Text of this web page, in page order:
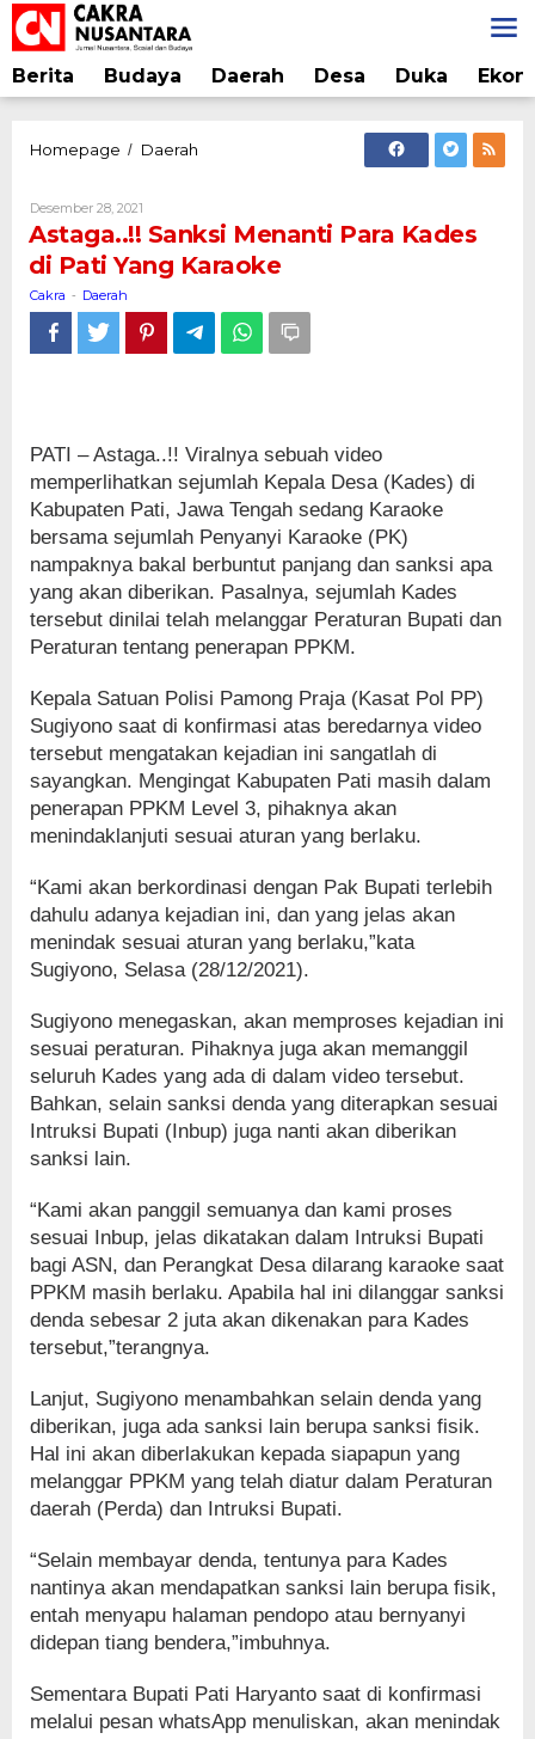
Lewati
ke
konten
Berita Budaya Daerah Desa Duka
Homepage / Daerah
Para
Kades
di
Yang
Karaoke
Desember 28, 2021
Cakra
Astaga..!! Sanksi Menanti Para Kades
di Pati Yang Karaoke
Cakra - Daerah
PATI – Astaga..!! Viralnya sebuah video
memperlihatkan sejumlah Kepala Desa (Kades) di
Kabupaten Pati, Jawa Tengah sedang Karaoke
bersama sejumlah Penyanyi Karaoke (PK)
nampaknya bakal berbuntut panjang dan sanksi apa
yang akan diberikan. Pasalnya, sejumlah Kades
tersebut dinilai telah melanggar Peraturan Bupati dan
Peraturan tentang penerapan PPKM.
Kepala Satuan Polisi Pamong Praja (Kasat Pol PP)
Sugiyono saat di konfirmasi atas beredarnya video
tersebut mengatakan kejadian ini sangatlah di
sayangkan. Mengingat Kabupaten Pati masih dalam
penerapan PPKM Level 3, pihaknya akan
menindaklanjuti sesuai aturan yang berlaku.
“Kami akan berkordinasi dengan Pak Bupati terlebih
dahulu adanya kejadian ini, dan yang jelas akan
menindak sesuai aturan yang berlaku,”kata
Sugiyono, Selasa (28/12/2021).
Sugiyono menegaskan, akan memproses kejadian ini
sesuai peraturan. Pihaknya juga akan memanggil
seluruh Kades yang ada di dalam video tersebut.
Bahkan, selain sanksi denda yang diterapkan sesuai
Intruksi Bupati (Inbup) juga nanti akan diberikan
sanksi lain.
“Kami akan panggil semuanya dan kami proses
sesuai Inbup, jelas dikatakan dalam Intruksi Bupati
bagi ASN, dan Perangkat Desa dilarang karaoke saat
PPKM masih berlaku. Apabila hal ini dilanggar sanksi
denda sebesar 2 juta akan dikenakan para Kades
tersebut,”terangnya.
Lanjut, Sugiyono menambahkan selain denda yang
diberikan, juga ada sanksi lain berupa sanksi fisik.
Hal ini akan diberlakukan kepada siapapun yang
melanggar PPKM yang telah diatur dalam Peraturan
daerah (Perda) dan Intruksi Bupati.
“Selain membayar denda, tentunya para Kades
nantinya akan mendapatkan sanksi lain berupa fisik,
entah menyapu halaman pendopo atau bernyanyi
didepan tiang bendera,”imbuhnya.
Sementara Bupati Pati Haryanto saat di konfirmasi
melalui pesan whatsApp menuliskan, akan menindak